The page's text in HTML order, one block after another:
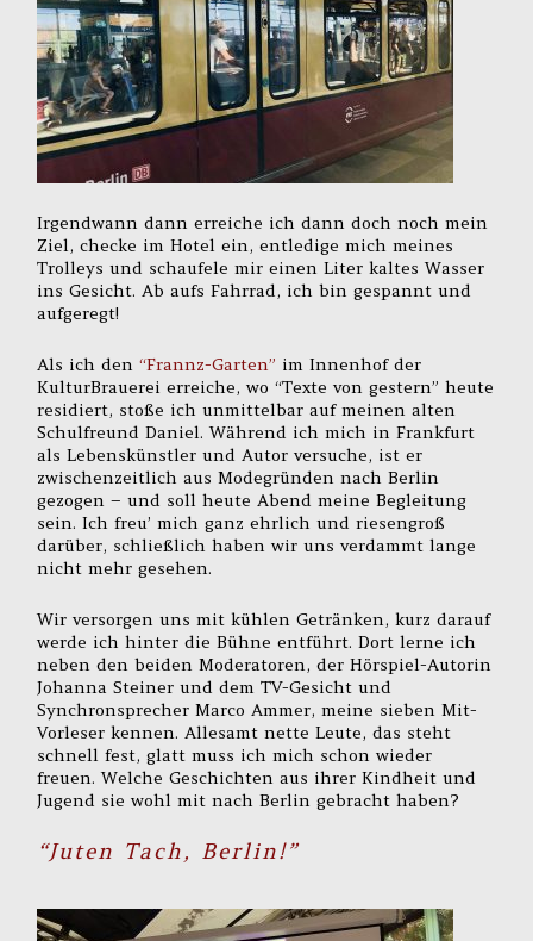
Irgendwann dann erreiche ich dann doch noch mein
Ziel, checke im Hotel ein, entledige mich meines
Trolleys und schaufele mir einen Liter kaltes Wasser
ins Gesicht. Ab aufs Fahrrad, ich bin gespannt und
aufgeregt!
Als ich den“Frannz-Garten” im Innenhof der
KulturBrauerei erreiche, wo “Texte von gestern” heute
residiert, stoße ich unmittelbar auf meinen alten
Schulfreund Daniel. Während ich mich in Frankfurt
als Lebenskünstler und Autor versuche, ist er
zwischenzeitlich aus Modegründen nach Berlin
gezogen – und soll heute Abend meine Begleitung
sein. Ich freu’ mich ganz ehrlich und riesengroß
darüber, schließlich haben wir uns verdammt lange
nicht mehr gesehen.
Wir versorgen uns mit kühlen Getränken, kurz darauf
werde ich hinter die Bühne entführt. Dort lerne ich
neben den beiden Moderatoren, der Hörspiel-Autorin
Johanna Steiner und dem TV-Gesicht und
Synchronsprecher Marco Ammer, meine sieben Mit-
Vorleser kennen. Allesamt nette Leute, das steht
schnell fest, glatt muss ich mich schon wieder
freuen. Welche Geschichten aus ihrer Kindheit und
Jugend sie wohl mit nach Berlin gebracht haben?
“Juten Tach, Berlin!”